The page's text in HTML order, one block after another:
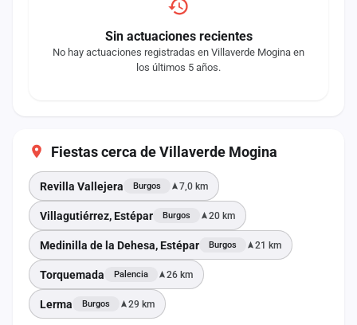
Sin actuaciones recientes
No hay actuaciones registradas en Villaverde Mogina en
los últimos 5 años.
Fiestas cerca de Villaverde Mogina
Revilla Vallejera Burgos 7,0 km
Villagutiérrez, Estépar Burgos 20 km
Medinilla de la Dehesa, Estépar Burgos 21 km
Torquemada Palencia 26 km
Lerma Burgos 29 km